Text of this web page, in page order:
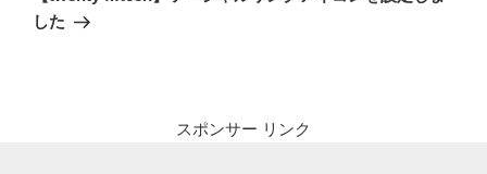
ー
投した
スポンサー リンク